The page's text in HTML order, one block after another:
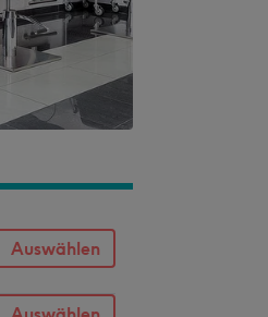
Auswählen